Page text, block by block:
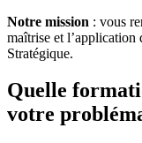
Notre mission : vous
maîtrise et l’application
Stratégique.
Quelle
votre